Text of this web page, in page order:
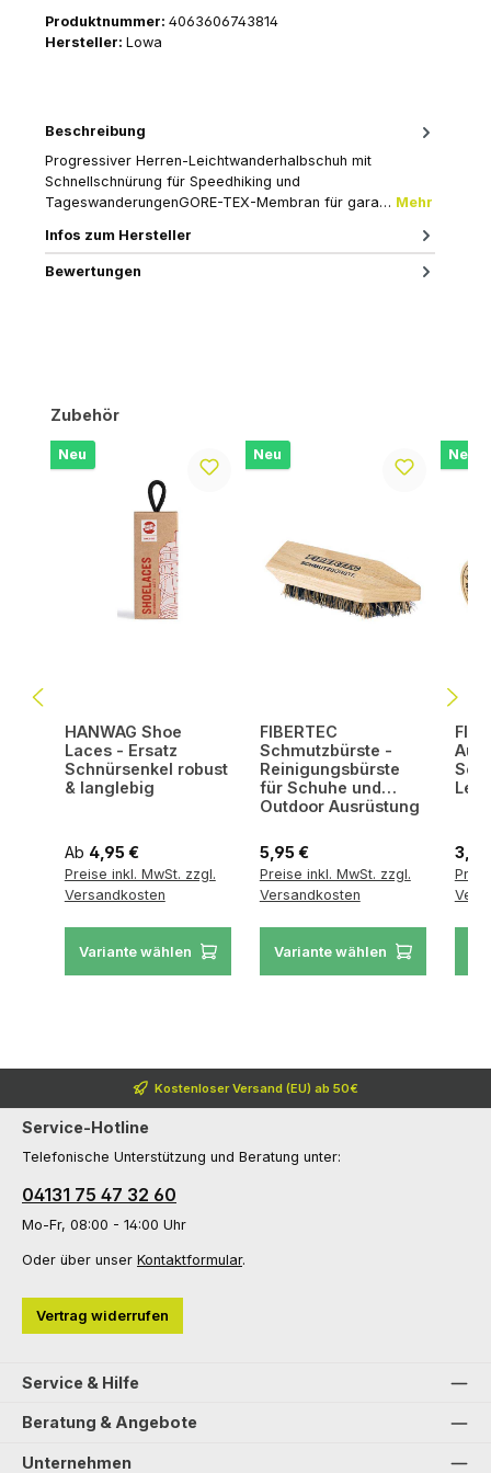
Produktnummer: 4063606743814
Hersteller: Lowa
Beschreibung
Progressiver Herren-Leichtwanderhalbschuh mit
Schnellschnürung für Speedhiking und
TageswanderungenGORE-TEX-Membran für gara… Mehr
Infos zum Hersteller
Bewertungen
Produktgalerie überspringen
Zubehör
Neu
HANWAG Shoe
Laces - Ersatz
Schnürsenkel robust
& langlebig
Regulärer Preis:
Ab 4,95 €
Preise inkl. MwSt. zzgl.
Versandkosten
Variante wählen
Neu
FIBERTEC
Schmutzbürste -
Reinigungsbürste
für Schuhe und
Outdoor Ausrüstung
Regulärer Preis:
5,95 €
Preise inkl. MwSt. zzgl.
Versandkosten
Variante wählen
Neu
Kostenloser Versand (EU) ab 50€
Service-Hotline
Telefonische Unterstützung und Beratung unter:
04131 75 47 32 60
Mo-Fr, 08:00 - 14:00 Uhr
Oder über unser Kontaktformular.
Vertrag widerrufen
Service & Hilfe
Beratung & Angebote
Unternehmen